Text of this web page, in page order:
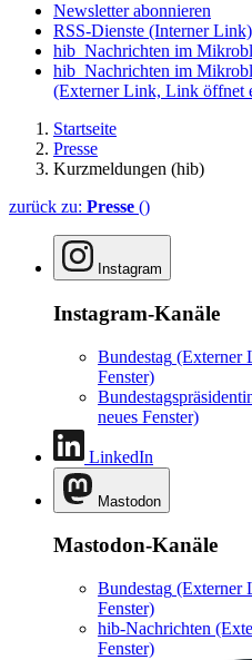
Newsletter abonnieren
RSS-Dienste (Interner Link)
hib_Nachrichten im
hib_Nachrichten im
(Externer Link, Link öffnet
Startseite
Presse
Kurzmeldungen (hib)
zurück zu: Presse ()
Instagram
Instagram-Kanäle
Bundestag (Externer
Fenster)
neues Fenster)
LinkedIn
Mastodon
Mastodon-Kanäle
Bundestag (Externer
Fenster)
hib-Nachrichten
Fenster)